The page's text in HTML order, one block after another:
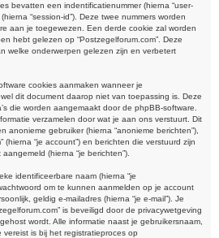
bevatten een indentificatienummer (hierna “user-
“session-id”). Deze twee nummers worden
aan je toegewezen. Een derde cookie zal worden
hebt gelezen op “Postzegelforum.com”. Deze
welke onderwerpen gelezen zijn en verbetert
cookies aanmaken wanneer je
dit document daarop niet van toepassing is. Deze
die worden aangemaakt door de phpBB-software.
verzamelen door wat je aan ons verstuurt. Dit
anonieme gebruiker (hierna “anonieme berichten”),
(hierna “je account”) en berichten die verstuurd zijn
(hierna “je berichten”).
identificeerbare naam (hierna “je
om te kunnen aanmelden op je account
geldig e-mailadres (hierna “je e-mail”). Je
is beveiligd door de privacywetgeving
wordt. Alle informatie naast je gebruikersnaam,
is bij het registratieproces op